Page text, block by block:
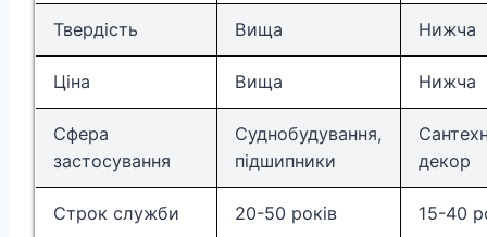
Твердість Вища Нижча
Ціна Вища Нижча
Сфера
застосування
Суднобудування,
підшипники
декор
Строк служби 20-50 років 15-40